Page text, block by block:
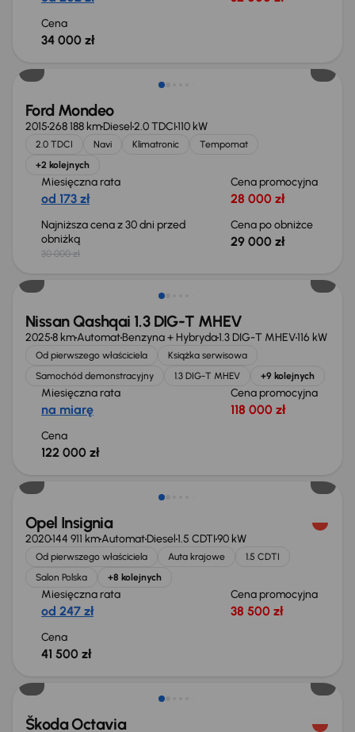
Cena
34 000 zł
Ford Mondeo
2015268 188 kmDiesel2.0 TDCI110 kW
2.0 TDCI Navi Klimatronic
Tempomat
+2 kolejnych
Miesięczna rata
od 173 zł
Cena promocyjna
28 000 zł
Najniższa cena z 30 dni przed
obniżką
30 000 zł
Cena po obniżce
29 000 zł
Od nowego taniej o 36 775 zł
Nissan Qashqai 1.3 DIG-T MHEV
20258 kmAutomatBenzyna + Hybryda1.3 DIG-T MHEV116 kW
Od pierwszego właściciela
Książka serwisowa
Samochód demonstracyjny
1.3 DIG-T MHEV +9 kolejnych
Miesięczna rata
na miarę
Cena promocyjna
118 000 zł
Cena
122 000 zł
Opel Insignia
2020144 911 kmAutomatDiesel1.5 CDTI90 kW
Od pierwszego właściciela Auta krajowe
1.5 CDTI
Salon Polska
+8 kolejnych
Miesięczna rata
od 247 zł
Cena promocyjna
38 500 zł
Cena
41 500 zł
Škoda Octavia